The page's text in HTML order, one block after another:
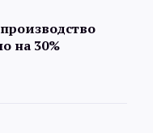
на 30%